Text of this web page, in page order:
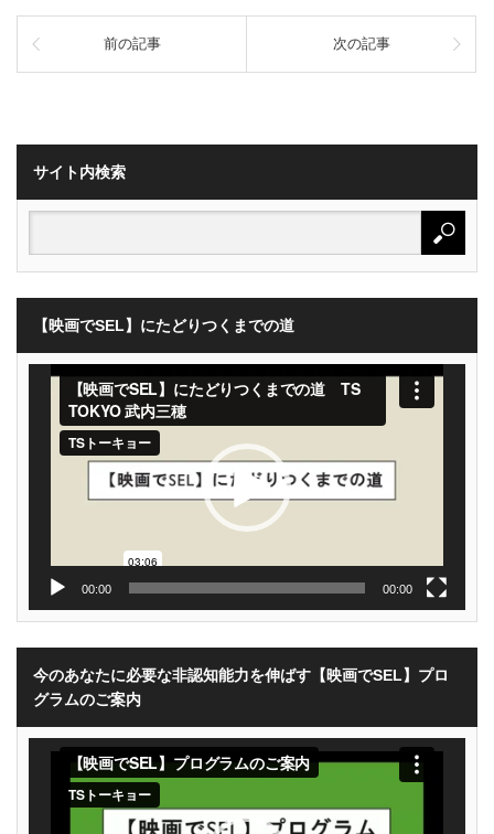
前の記事 次の記事
サイト内検索
【映画でSEL】にたどりつくまでの道
00:00 00:00
今のあなたに必要な非認知能力を伸ばす【映画でSEL】プロ
グラムのご案内